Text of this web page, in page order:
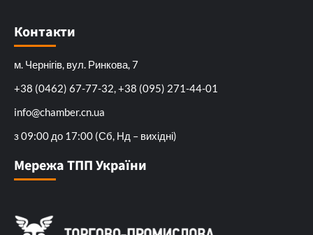
Контакти
м. Чернігів, вул. Ринкова, 7
+38 (0462) 67-77-32, +38 (095) 271-44-01
info@chamber.cn.ua
з 09:00 до 17:00 (Сб, Нд – вихідні)
Мережа ТПП України